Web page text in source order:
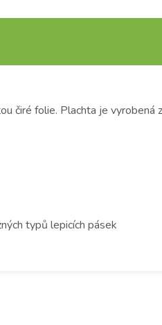
čiré folie. Plachta je
typů lepicích pásek